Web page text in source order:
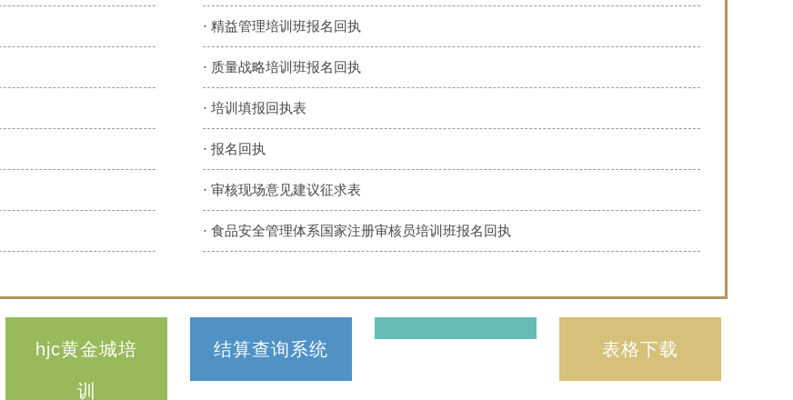
·精益管理培训班报名回执
· 质量战略培训班报名回执
·培训填报回执表
·报名回执
·审核现场意见建议征求表
·食品安全管理体系国家注册审核员培训班报名回执
hjc黄金城培
训
结算查询系统 表格下载